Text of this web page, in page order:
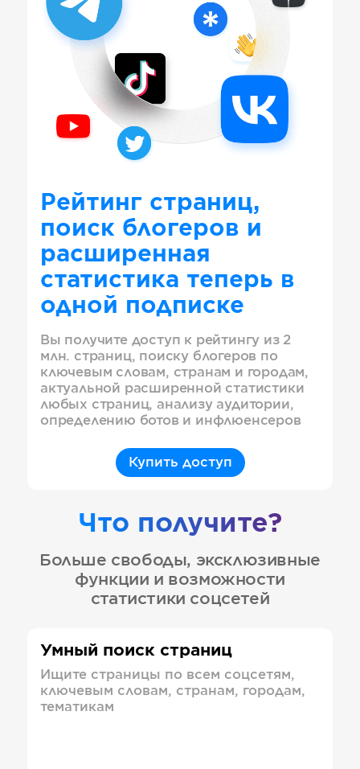
Рейтинг страниц,
поиск блогеров и
расширенная
статистика теперь в
одной подписке
Вы получите доступ к рейтингу из 2
млн. страниц, поиску блогеров по
ключевым словам, странам и городам,
актуальной расширенной статистики
любых страниц, анализу аудитории,
определению ботов и инфлюенсеров
Купить доступ
Что получите?
Больше свободы, эксклюзивные
функции и возможности
статистики соцсетей
Умный поиск страниц
Ищите страницы по всем соцсетям,
ключевым словам, странам, городам,
тематикам